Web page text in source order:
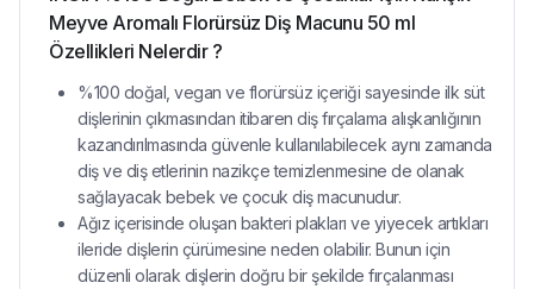
Meyve Aromalı Florürsüz Diş Macunu 50 ml
Özellikleri Nelerdir ?
%100 doğal, vegan ve florürsüz içeriği sayesinde ilk süt
dişlerinin çıkmasından itibaren diş fırçalama alışkanlığının
kazandırılmasında güvenle kullanılabilecek aynı zamanda
diş ve diş etlerinin nazikçe temizlenmesine de olanak
sağlayacak bebek ve çocuk diş macunudur.
Ağız içerisinde oluşan bakteri plakları ve yiyecek artıkları
ileride dişlerin çürümesine neden olabilir. Bunun için
düzenli olarak dişlerin doğru bir şekilde fırçalanması